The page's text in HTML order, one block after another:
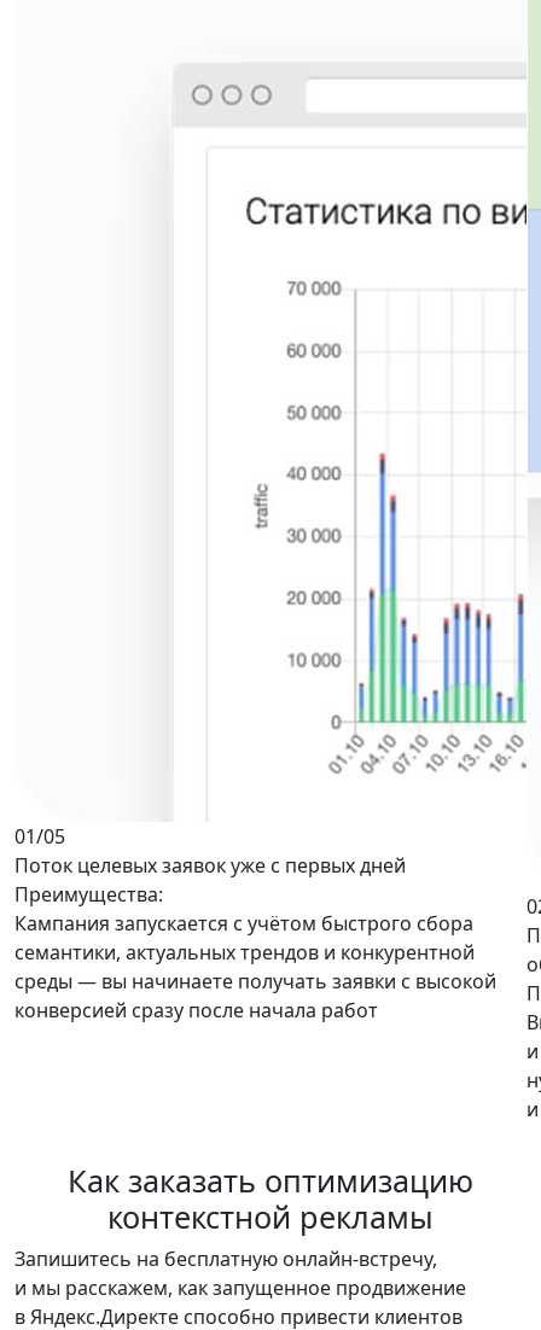
01/05
Поток целевых заявок уже с первых дней
Преимущества:
Кампания запускается с учётом быстрого сбора
семантики, актуальных трендов и конкурентной
среды — вы начинаете получать заявки с высокой
конверсией сразу после начала работ
Как заказать оптимизацию
контекстной рекламы
Запишитесь на бесплатную онлайн-встречу,
и мы расскажем, как запущенное продвижение
в Яндекс.Директе способно привести клиентов